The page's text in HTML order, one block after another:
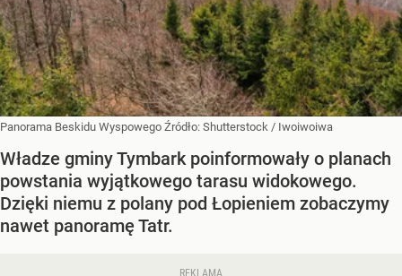
Panorama Beskidu Wyspowego Źródło: Shutterstock / Iwoiwoiwa
Władze gminy Tymbark poinformowały o planach
powstania wyjątkowego tarasu widokowego.
Dzięki niemu z polany pod Łopieniem zobaczymy
nawet panoramę Tatr.